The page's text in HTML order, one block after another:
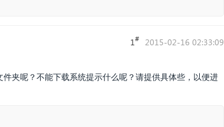
1# 2015-02-16 02:33:09
夹呢？不能下载系统提示什么呢？请提供具体些，以便进